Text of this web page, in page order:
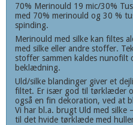
70% Merinould 19 mic/30%
med 70% merinould og 30 %
spinding.
Merinould med silke kan filtes
med silke eller andre stoffer.
stoffer sammen kaldes
beklædning.
Uld/silke blandinger giver et
filtet. Er især god til tørklæder
også en fin dekoration, ved at
Vi har bl.a. brugt Uld med silke
til det hvide tørklæde med